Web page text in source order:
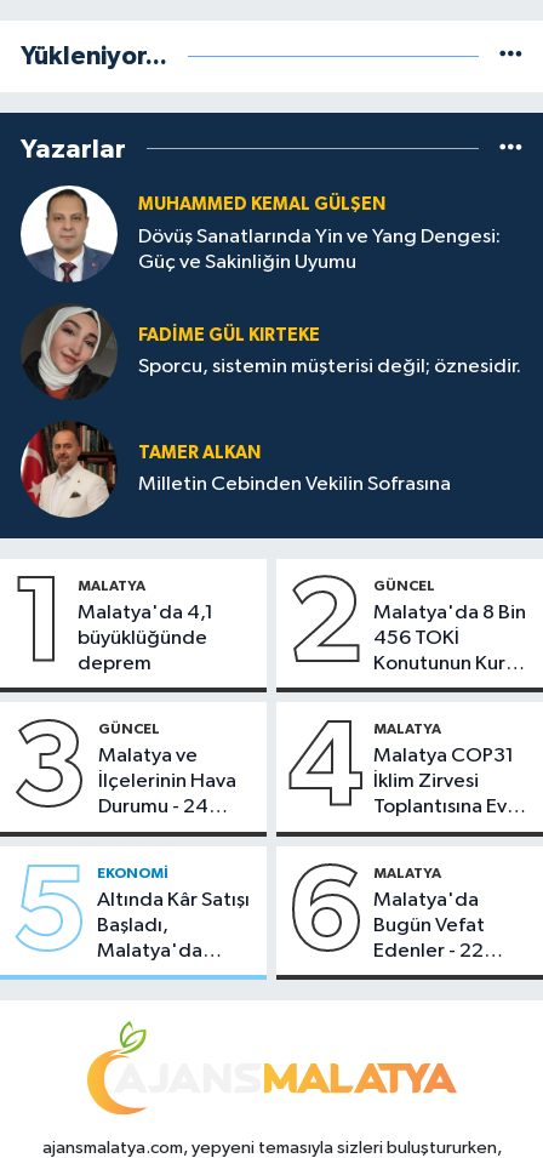
Yükleniyor...
Yazarlar
MUHAMMED KEMAL GÜLŞEN
Dövüş Sanatlarında Yin ve Yang Dengesi:
Güç ve Sakinliğin Uyumu
FADIME GÜL KIRTEKE
Sporcu, sistemin müşterisi değil; öznesidir.
TAMER ALKAN
Milletin Cebinden Vekilin Sofrasına
1 MALATYA
Malatya'da 4,1
büyüklüğünde
deprem
2 GÜNCEL
Malatya'da 8 Bin
456 TOKİ
Konutunun Kurası
Bugün Çekiliyor
3 GÜNCEL
Malatya ve
İlçelerinin Hava
Durumu - 24
Temmuz 2026
4 MALATYA
Malatya COP31
İklim Zirvesi
Toplantısına Ev
Sahipliği Yaptı
5 EKONOMI
Altında Kâr Satışı
Başladı,
Malatya'da
Makas Ne
6 MALATYA
Malatya'da
Bugün Vefat
Edenler - 22
Temmuz 2026
ajansmalatya.com, yepyeni temasıyla sizleri buluştururken,